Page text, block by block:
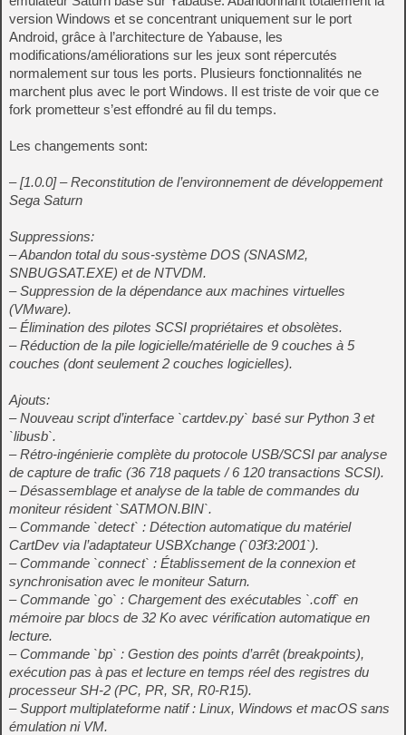
version Windows et se concentrant uniquement sur le port
Android, grâce à l’architecture de Yabause, les
modifications/améliorations sur les jeux sont répercutés
normalement sur tous les ports. Plusieurs fonctionnalités ne
marchent plus avec le port Windows. Il est triste de voir que ce
fork prometteur s’est effondré au fil du temps.
Les changements sont:
– [1.0.0] – Reconstitution de l’environnement de développement
Sega Saturn
Suppressions:
– Abandon total du sous-système DOS (SNASM2,
SNBUGSAT.EXE) et de NTVDM.
– Suppression de la dépendance aux machines virtuelles
(VMware).
– Élimination des pilotes SCSI propriétaires et obsolètes.
– Réduction de la pile logicielle/matérielle de 9 couches à 5
couches (dont seulement 2 couches logicielles).
Ajouts:
– Nouveau script d’interface `cartdev.py` basé sur Python 3 et
`libusb`.
– Rétro-ingénierie complète du protocole USB/SCSI par analyse
de capture de trafic (36 718 paquets / 6 120 transactions SCSI).
– Désassemblage et analyse de la table de commandes du
moniteur résident `SATMON.BIN`.
– Commande `detect` : Détection automatique du matériel
CartDev via l’adaptateur USBXchange (`03f3:2001`).
– Commande `connect` : Établissement de la connexion et
synchronisation avec le moniteur Saturn.
– Commande `go` : Chargement des exécutables `.coff` en
mémoire par blocs de 32 Ko avec vérification automatique en
lecture.
– Commande `bp` : Gestion des points d’arrêt (breakpoints),
exécution pas à pas et lecture en temps réel des registres du
processeur SH-2 (PC, PR, SR, R0-R15).
– Support multiplateforme natif : Linux, Windows et macOS sans
émulation ni VM.